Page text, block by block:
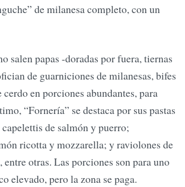
de milanesa completo, con un
salen papas -doradas por fuera, tiernas
de guarniciones de milanesas, bifes
en porciones abundantes, para
“Fornería” se destaca por sus pastas
de salmón y puerro;
ricotta y mozzarella; y raviolones de
entre otras. Las porciones son para uno
elevado, pero la zona se paga.